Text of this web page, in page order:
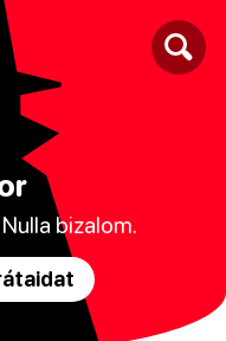
bizalom.